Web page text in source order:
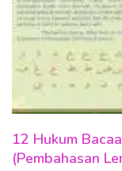
12 Hukum
(Pembahasan